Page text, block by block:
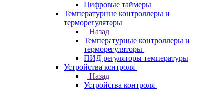
Цифровые таймеры
Температурные контроллеры и
терморегуляторы
Назад
Температурные контроллеры и
терморегуляторы
ПИД регуляторы температуры
Устройства контроля
Назад
Устройства контроля